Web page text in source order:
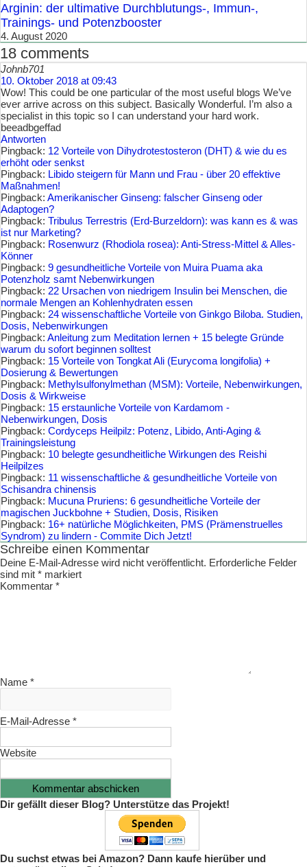
Arginin: der ultimative Durchblutungs-, Immun-,
Trainings- und Potenzbooster
4. August 2020
18 comments
Johnb701
10. Oktober 2018 at 09:43
Wow! This could be one particular of the most useful blogs We’ve
ever arrive across on this subject. Basically Wonderful. I’m also a
specialist in this topic so I can understand your hard work.
beeadbgeffad
Antworten
Pingback: 12 Vorteile von Dihydrotestosteron (DHT) & wie du es
erhöht oder senkst
Pingback: Libido steigern für Mann und Frau - über 20 effektive
Maßnahmen!
Pingback: Amerikanischer Ginseng: falscher Ginseng oder
Adaptogen?
Pingback: Tribulus Terrestris (Erd-Burzeldorn): was kann es & was
ist nur Marketing?
Pingback: Rosenwurz (Rhodiola rosea): Anti-Stress-Mittel & Alles-
Könner
Pingback: 9 gesundheitliche Vorteile von Muira Puama aka
Potenzholz samt Nebenwirkungen
Pingback: 22 Ursachen von niedrigem Insulin bei Menschen, die
normale Mengen an Kohlenhydraten essen
Pingback: 24 wissenschaftliche Vorteile von Ginkgo Biloba. Studien,
Dosis, Nebenwirkungen
Pingback: Anleitung zum Meditation lernen + 15 belegte Gründe
warum du sofort beginnen solltest
Pingback: 15 Vorteile von Tongkat Ali (Eurycoma longifolia) +
Dosierung & Bewertungen
Pingback: Methylsulfonylmethan (MSM): Vorteile, Nebenwirkungen,
Dosis & Wirkweise
Pingback: 15 erstaunliche Vorteile von Kardamom -
Nebenwirkungen, Dosis
Pingback: Cordyceps Heilpilz: Potenz, Libido, Anti-Aging &
Trainingsleistung
Pingback: 10 belegte gesundheitliche Wirkungen des Reishi
Heilpilzes
Pingback: 11 wissenschaftliche & gesundheitliche Vorteile von
Schisandra chinensis
Pingback: Mucuna Pruriens: 6 gesundheitliche Vorteile der
magischen Juckbohne + Studien, Dosis, Risiken
Pingback: 16+ natürliche Möglichkeiten, PMS (Prämenstruelles
Syndrom) zu lindern - Commite Dich Jetzt!
Schreibe einen Kommentar
Deine E-Mail-Adresse wird nicht veröffentlicht. Erforderliche Felder
sind mit * markiert
Kommentar *
Name *
E-Mail-Adresse *
Website
Dir gefällt dieser Blog? Unterstütze das Projekt!
Du suchst etwas bei Amazon? Dann kaufe hierüber und